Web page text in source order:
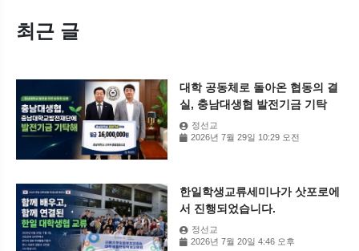
최근 글
대학 공동체로 돌아온 협동의 결
실, 충남대생협 발전기금 기탁
정선교
2026년 7월 29일 10:29 오전
한일학생교류세미나가 삿포로에
서 진행되었습니다.
정선교
2026년 7월 20일 4:46 오후